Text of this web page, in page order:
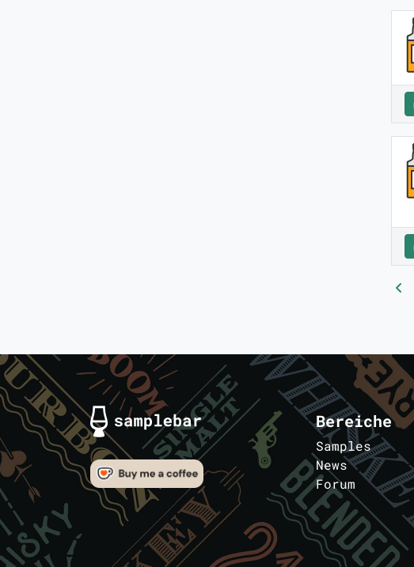
Bereiche
Samples
News
Forum